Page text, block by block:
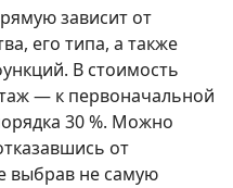
зависит от
его типа, а также
В стоимость
— к первоначальной
30 %. Можно
от
выбрав не самую